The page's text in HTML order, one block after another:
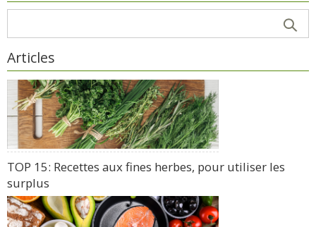
Articles
TOP 15: Recettes aux fines herbes, pour utiliser les
surplus